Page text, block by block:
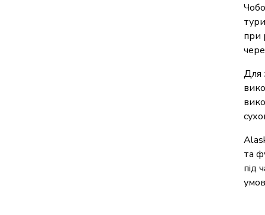
при
Для
та
під